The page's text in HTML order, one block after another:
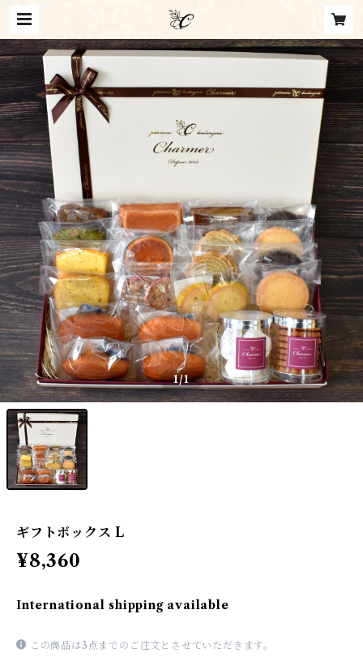
1/1
ギフトボックス L
¥8,360
International shipping available
この商品は3点までのご注文とさせていただきます。